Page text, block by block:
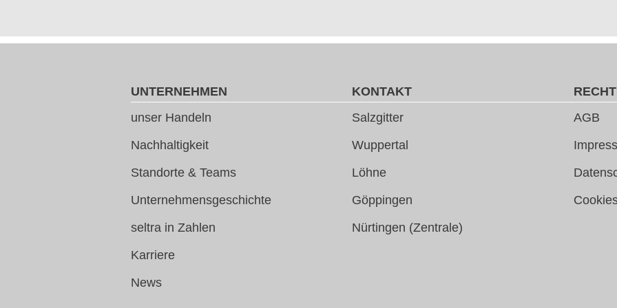
UNTERNEHMEN
unser Handeln
Nachhaltigkeit
Standorte & Teams
Unternehmensgeschichte
seltra in Zahlen
Karriere
News
KONTAKT
Salzgitter
Wuppertal
Löhne
Göppingen
Nürtingen (Zentrale)
AGB